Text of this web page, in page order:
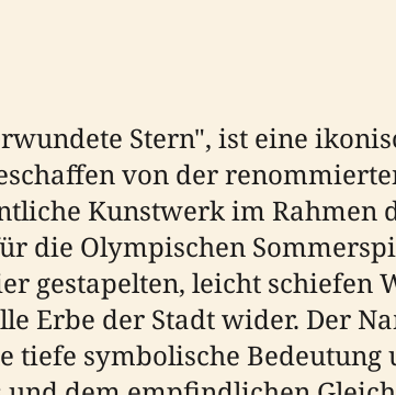
Stern", ist eine
von der
Kunstwerk im Rahmen
die Olympischen
gestapelten, leicht schiefen
Erbe der Stadt wider. Der
tiefe symbolische